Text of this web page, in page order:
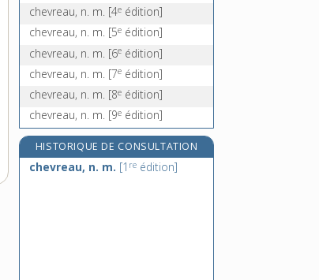
chevreau, n. m. [4e édition]
chevreau, n. m. [5e édition]
chevreau, n. m. [6e édition]
chevreau, n. m. [7e édition]
chevreau, n. m. [8e édition]
chevreau, n. m. [9e édition]
HISTORIQUE DE CONSULTATION
chevreau, n. m. [1 re édition]